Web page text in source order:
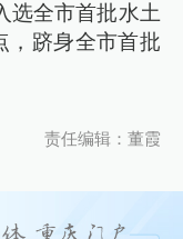
选全市首批水土
，跻身全市首批
责任编辑：董霞